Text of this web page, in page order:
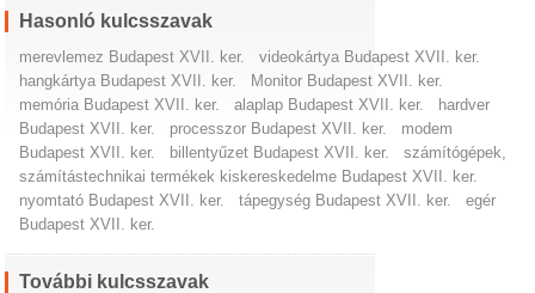
Hasonló kulcsszavak
merevlemez Budapest XVII. ker.
videokártya Budapest XVII. ker.
hangkártya Budapest XVII. ker.
Monitor Budapest XVII. ker.
memória Budapest XVII. ker.
alaplap Budapest XVII. ker.
hardver
Budapest XVII. ker.
processzor Budapest XVII. ker.
modem
Budapest XVII. ker.
billentyűzet Budapest XVII. ker.
számítógépek,
számítástechnikai termékek kiskereskedelme Budapest XVII. ker.
nyomtató Budapest XVII. ker.
tápegység Budapest XVII. ker.
egér
Budapest XVII. ker.
További kulcsszavak